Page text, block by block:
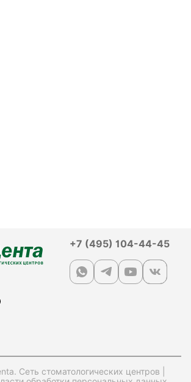
+7 (495) 104-44-45
Сеть стоматологических центров |